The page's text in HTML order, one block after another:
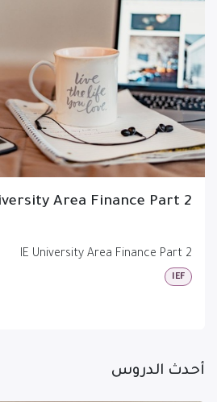
Area Finance Part 2
IE University Area Finance Part 2
IEF
أحدث الدروس